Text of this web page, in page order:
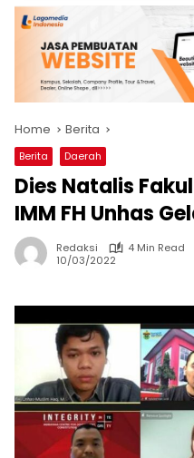
Home Berita
Berita Daerah
Dies Natalis
IMM FH Unhas
Redaksi
4 Min Read
10/03/2022